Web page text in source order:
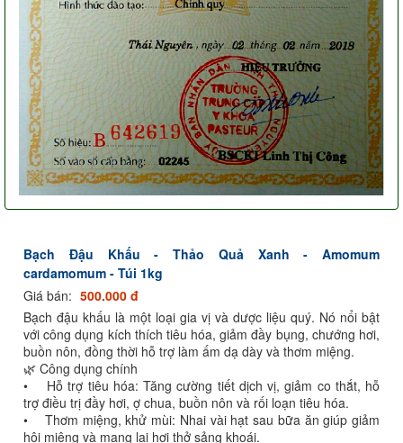
Bạch Đậu Khấu - Thảo Quả Xanh - Amomum
cardamomum - Túi 1kg
Giá bán: 500.000 đ
Bạch đậu khấu là một loại gia vị và dược liệu quý. Nó nổi bật
với công dụng kích thích tiêu hóa, giảm đầy bụng, chướng hơi,
buồn nôn, đồng thời hỗ trợ làm ấm dạ dày và thơm miệng.
🌿 Công dụng chính
• Hỗ trợ tiêu hóa: Tăng cường tiết dịch vị, giảm co thắt, hỗ
trợ điều trị đầy hơi, ợ chua, buồn nôn và rối loạn tiêu hóa.
• Thơm miệng, khử mùi: Nhai vài hạt sau bữa ăn giúp giảm
hôi miệng và mang lại hơi thở sảng khoái.